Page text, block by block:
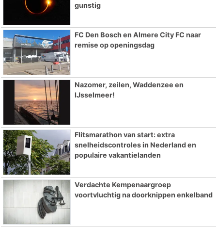
gunstig
FC Den Bosch en Almere City FC naar
remise op openingsdag
Nazomer, zeilen, Waddenzee en
IJsselmeer!
Flitsmarathon van start: extra
snelheidscontroles in Nederland en
populaire vakantielanden
Verdachte Kempenaargroep
voortvluchtig na doorknippen enkelband